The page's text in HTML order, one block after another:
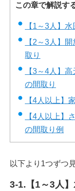
この章で解説す
【1～3人】
【2～3人】
取り
【3～4人】
の間取り
【4人以上】
【4人以上】
の間取り例
以下より1つずつ
3-1.【1～3人